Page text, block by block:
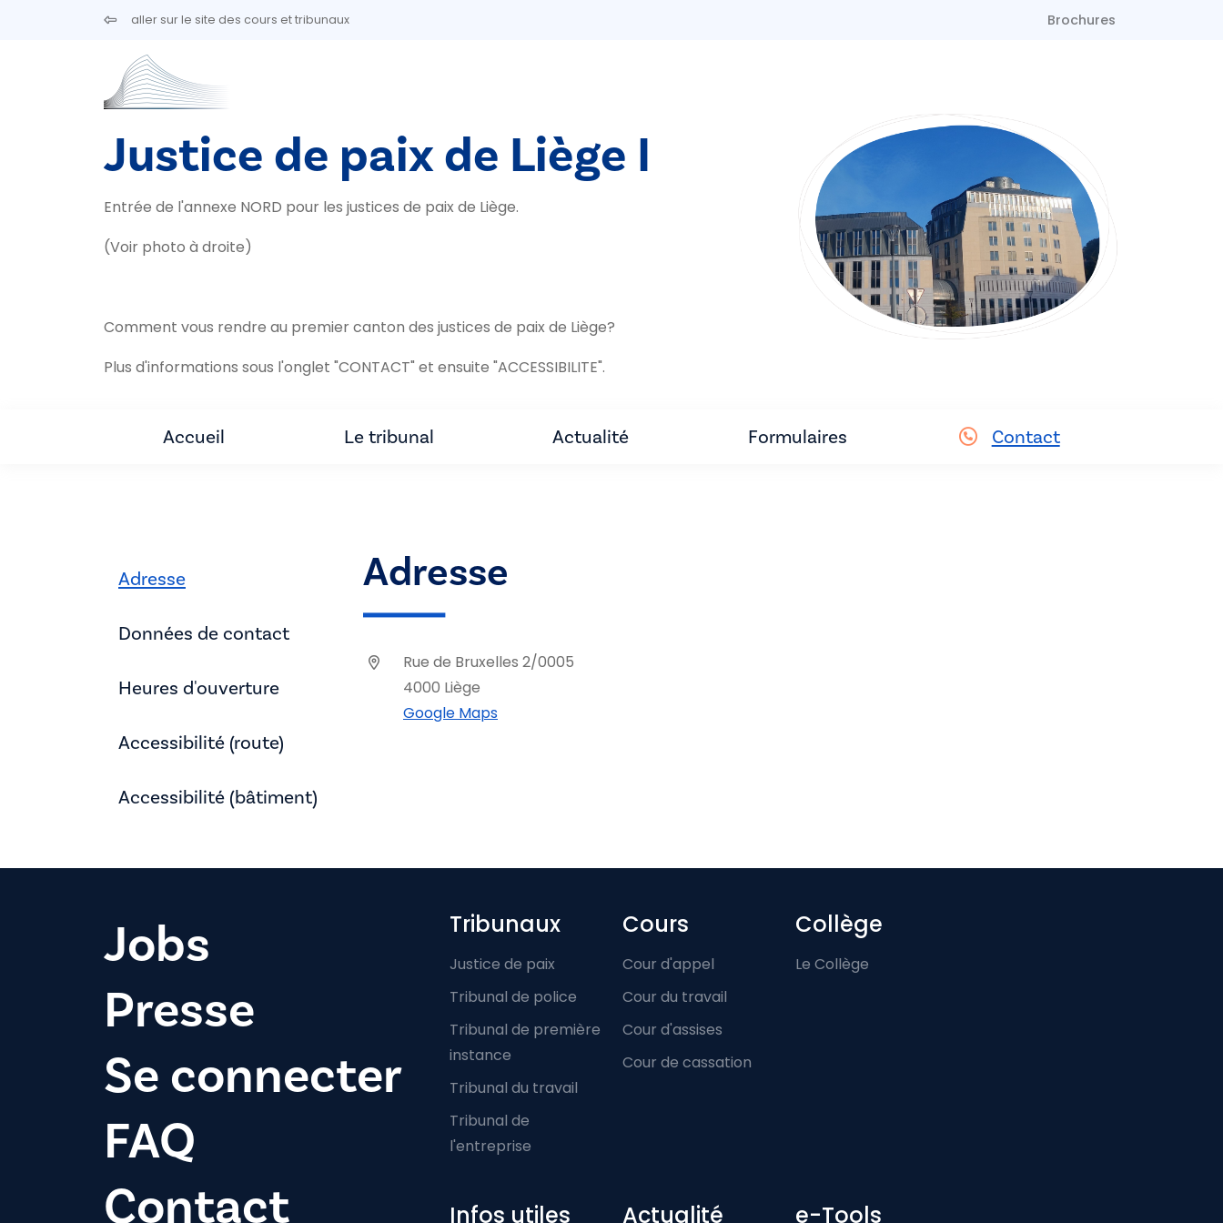
Aller au contenu principalaller sur le site des cours et tribunaux Brochures
Justice de paix de Liège I
Entrée de l'annexe NORD pour les justices de paix de Liège.
(Voir photo à droite)
Comment vous rendre au premier canton des justices de paix de Liège?
Plus d'informations sous l'onglet "CONTACT" et ensuite "ACCESSIBILITE".
Accueil Le tribunal Actualité Formulaires Contact
Adresse
Données de contact
Heures d'ouverture
Accessibilité (route)
Accessibilité (bâtiment)
Adresse
Rue de Bruxelles 2/0005
4000 Liège
Google Maps
Jobs
Presse
Se connecter
FAQ
Contact
Footer-menu
Tribunaux
Justice de paix
Tribunal de police
Tribunal de première
instance
Tribunal du travail
Tribunal de
l'entreprise
Cours
Cour d'appel
Cour du travail
Cour d'assises
Cour de cassation
Collège
Le Collège
Infos utiles Actualité e-Tools